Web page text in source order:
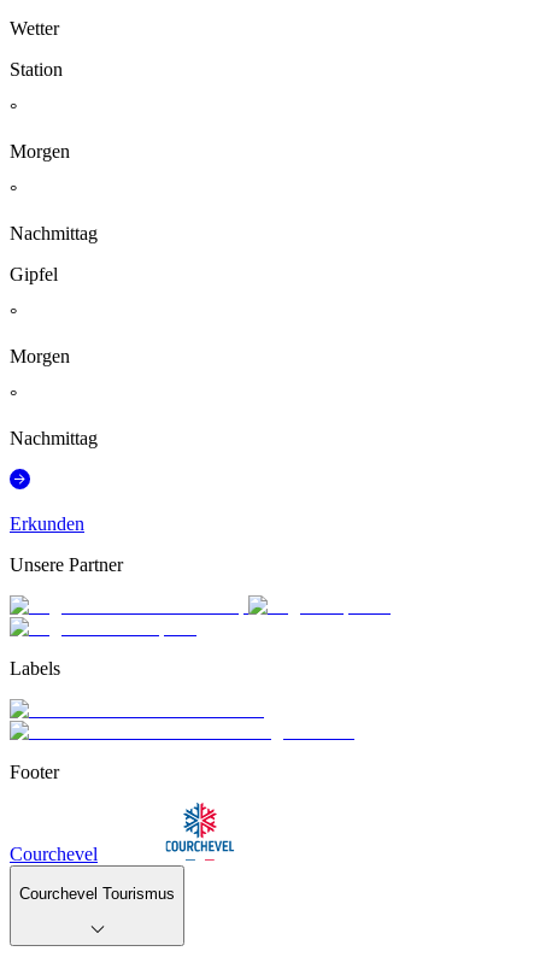
Wetter
Station
°
Morgen
°
Nachmittag
Gipfel
°
Morgen
°
Nachmittag
Erkunden
Unsere Partner
Labels
Footer
Courchevel
Courchevel Tourismus